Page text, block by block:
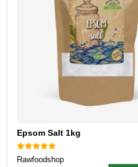
Epsom Salt 1kg
Rawfoodshop